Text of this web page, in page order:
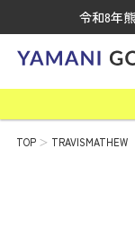
令和8年
TOP TRAVISMATHEW